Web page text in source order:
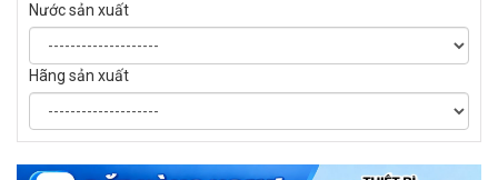
Nước sản xuất
Hãng sản xuất